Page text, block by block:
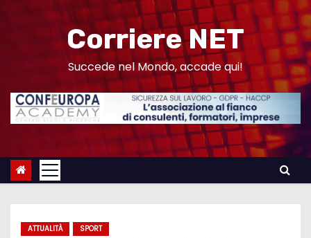
n
Corriere NET
Succede nel Mondo, accade qui!
ATTUALITÀ SPORT